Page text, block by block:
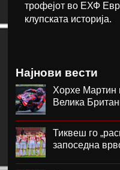
трофејот во ЕХФ
клупската историја.
Најнови вести
Хорхе Мартин
Велика
Тиквеш го
запоседна